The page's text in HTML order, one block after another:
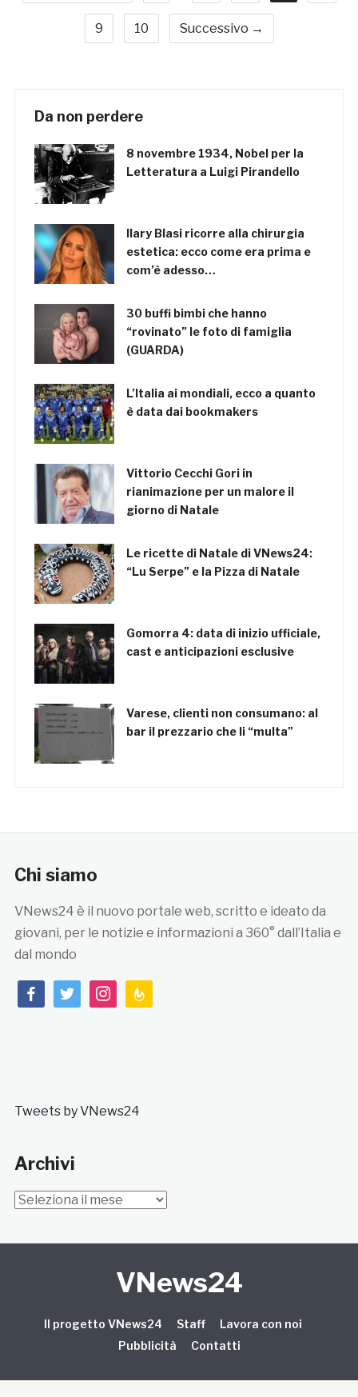
9 10 Successivo →
Da non perdere
8 novembre 1934, Nobel per la
Letteratura a Luigi Pirandello
Ilary Blasi ricorre alla chirurgia
estetica: ecco come era prima e
com’è adesso…
30 buffi bimbi che hanno
“rovinato” le foto di famiglia
(GUARDA)
L’Italia ai mondiali, ecco a quanto
è data dai bookmakers
Vittorio Cecchi Gori in
rianimazione per un malore il
giorno di Natale
Le ricette di Natale di VNews24:
“Lu Serpe” e la Pizza di Natale
Gomorra 4: data di inizio ufficiale,
cast e anticipazioni esclusive
Varese, clienti non consumano: al
bar il prezzario che li “multa”
Chi siamo
VNews24 è il nuovo portale web, scritto e ideato da
giovani, per le notizie e informazioni a 360° dall’Italia e
dal mondo
facebooktwitterinstagramfeedburner
Tweets by VNews24
Archivi
Archivi
VNews24
Il progetto VNews24 Staff
Lavora con noi
Pubblicità
Contatti